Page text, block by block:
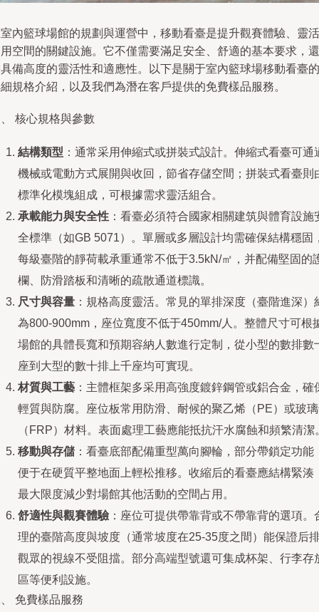
內籃球場館的規劃與運營中，移動看臺是提升觀賽體驗、靈活
空間的關鍵設施。它不僅需要滿足安全、舒適的基本要求，還
備高度的靈活性和適應性。以下是關于室內籃球場移動看臺的
規格介紹，以及我們為潛在客戶提供的免費樣品服務。
核心規格與參數
結構類型 ：通常采用伸縮式或拼裝式設計。伸縮式看臺可通
機械或電動方式展開與收回，節省存儲空間；拼裝式看臺則
標準化模塊組成，可根據需求靈活組合。
承載能力與安全性 ：看臺必須符合國家相關建筑與體育設施
全標準（如GB 5071）。單層或多層設計均需確保結構穩固
每級臺階的靜荷載承重通常不低于3.5kN/㎡，并配備堅固的
欄、防滑踏板和清晰的疏散通道標識。
尺寸與容量 ：規格高度靈活。常見的單排深度（臺階進深）
為800-900mm，座位寬度不低于450mm/人。整體尺寸可根
場館的具體長寬和預期容納人數進行定制，從小型的數排數
座到大型的數十排上千座均可實現。
材質與工藝 ：主體框架多采用高強度鍍鋅鋼管或鋁合金，確
輕質與防腐。座位板常用防滑、耐候的聚乙烯（PE）或玻
（FRP）材料。表面處理工藝應能抵抗汗水腐蝕和頻繁清潔
移動與存儲 ：看臺底部配備重型萬向腳輪，部分帶鎖定功能
便于在硬質平整地面上輕松推移。收縮后的看臺應結構緊湊
最大限度減少對場館其他活動的空間占用。
舒適性與觀賽體驗 ：座位可提供帶靠背或不帶靠背的選項。
理的臺階高度與坡度（通常坡度在25-35度之間）能保證后
觀眾的視線不受阻擋。部分高端型號還可集成杯架、行李存
區等便利設施。
免費樣品服務